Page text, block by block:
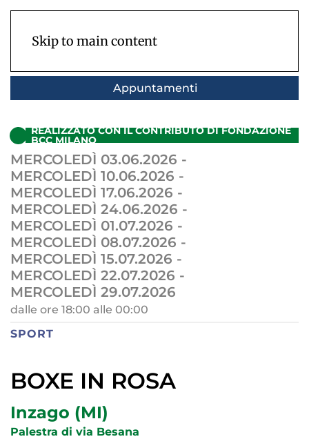
Skip to main content
Appuntamenti
REALIZZATO CON IL CONTRIBUTO DI FONDAZIONE
BCC MILANO
MERCOLEDÌ 03.06.2026 -
MERCOLEDÌ 10.06.2026 -
MERCOLEDÌ 17.06.2026 -
MERCOLEDÌ 24.06.2026 -
MERCOLEDÌ 01.07.2026 -
MERCOLEDÌ 08.07.2026 -
MERCOLEDÌ 15.07.2026 -
MERCOLEDÌ 22.07.2026 -
MERCOLEDÌ 29.07.2026
dalle ore 18:00 alle 00:00
SPORT
BOXE IN ROSA
Inzago (MI)
Palestra di via Besana